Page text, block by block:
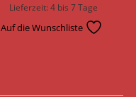
Lieferzeit:4 bis 7 Tage
Auf die Wunschliste